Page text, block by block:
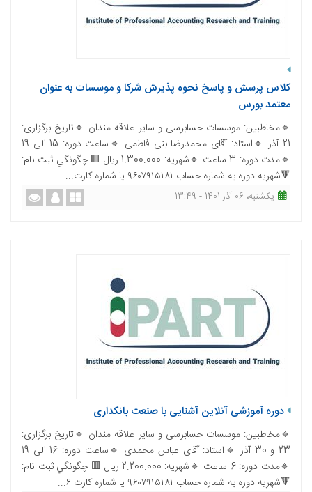
کلاس پرسش و پاسخ نحوه پذیرش شرکا و موسسات به عنوان
معتمد بورس
🔹مخاطبین: موسسات حسابرسی و سایر علاقه مندان 🔹تاریخ برگزاری:
21 آذر 🔹استاد: آقای محمدرضا بنی فاطمی 🔹ساعت دوره: 15 الی 19
🔹مدت دوره: 3 ساعت 🔹شهریه: 1.300.000 ریال 🟥 چگونگي ثبت نام:
🔻شهریه دوره به شماره حساب ۹۶۰۷۹۱۵۱۸۱ یا شماره کارت...
یکشنبه، 06 آذر 1401 - 13:49
دوره آموزشی آنلاین آشنایی با صنعت بانکداری
🔹مخاطبین: موسسات حسابرسی و سایر علاقه مندان 🔹تاریخ برگزاری:
23 و 30 آذر 🔹استاد: آقای عباس محمدی 🔹ساعت دوره: 16 الی 19
🔹مدت دوره: 6 ساعت 🔹شهریه: 2.200.000 ریال 🟥 چگونگي ثبت نام:
🔻شهریه دوره به شماره حساب ۹۶۰۷۹۱۵۱۸۱ یا شماره کارت ۶...